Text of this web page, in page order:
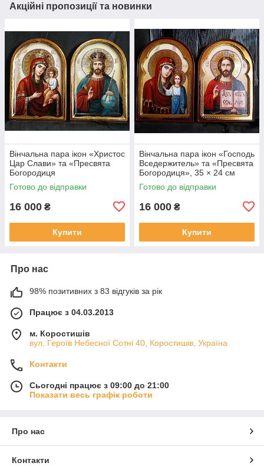
Акційні пропозиції та новинки
Вінчальна пара ікон «Христос
Цар Слави» та «Пресвята
Богородиця
Скоропослушниця», 35 × 24
см
Готово до відправки
16 000 ₴
Купити
Вінчальна пара ікон «Господь
Вседержитель» та «Пресвята
Богородиця», 35 × 24 см
Готово до відправки
16 000 ₴
Купити
Про нас
98% позитивних з 83 відгуків за рік
Працює з 04.03.2013
м. Коростишів
вул. Героїв Небесної Сотні 40, Коростишів, Україна
Контакти
Сьогодні працює з 09:00 до 21:00
Показати весь графік роботи
Про нас
Контакти